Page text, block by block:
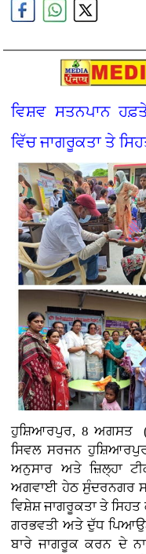
ਵਿਸ਼ਵ ਸਤਨਪਾਨ
ਵਿੱਚ ਜਾਗਰੂਕਤਾ ਤੇ
ਹੁਸ਼ਿਆਰਪੁਰ, 8 ਅਗਸਤ
ਸਿਵਲ ਸਰਜਨ
ਅਨੁਸਾਰ ਅਤੇ ਜ਼ਿਲ੍ਹਾ
ਅਗਵਾਈ ਹੇਠ ਸੁੰਦਰਨਗਰ
ਵਿਸ਼ੇਸ਼ ਜਾਗਰੂਕਤਾ ਤੇ
ਗਰਭਵਤੀ ਅਤੇ ਦੁੱਧ
ਬਾਰੇ ਜਾਗਰੂਕ ਕਰਨ ਦੇ